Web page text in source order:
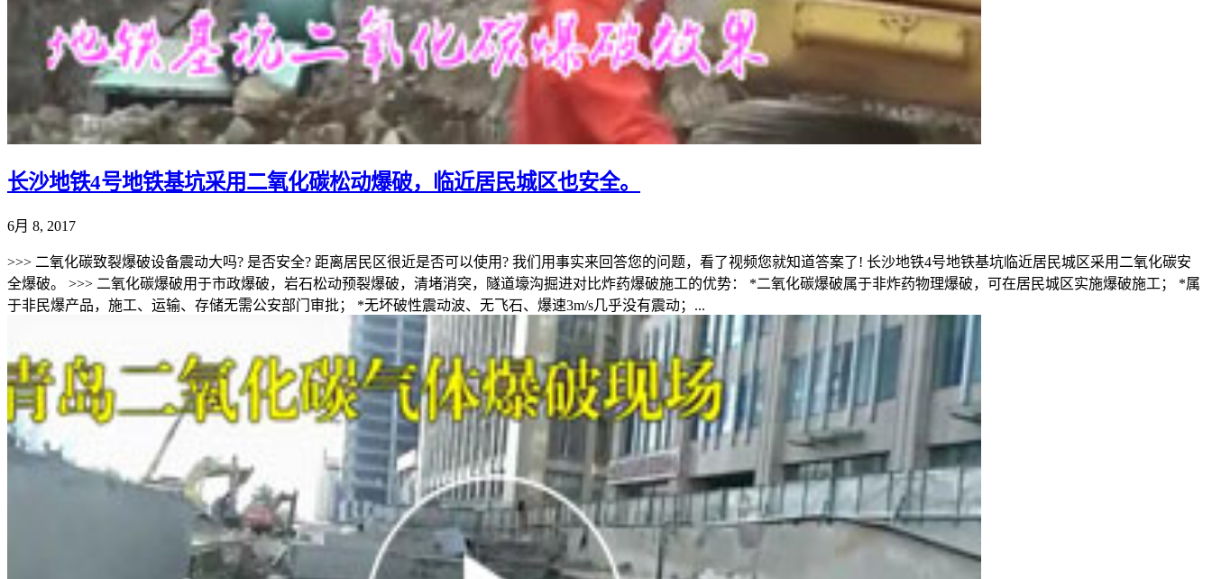
长沙地铁4号地铁基坑采用二氧化碳松动爆破，临近居民城区也安全。
6月 8, 2017
>>> 二氧化碳致裂爆破设备震动大吗? 是否安全? 距离居民区很近是否可以使用? 我们用事实来回答您的问题，看了视频您就知道答案了! 长沙地铁4号地铁基坑临近居民城区采用二氧化碳安
全爆破。 >>> 二氧化碳爆破用于市政爆破，岩石松动预裂爆破，清堵消突，隧道壕沟掘进对比炸药爆破施工的优势： *二氧化碳爆破属于非炸药物理爆破，可在居民城区实施爆破施工； *属
于非民爆产品，施工、运输、存储无需公安部门审批； *无坏破性震动波、无飞石、爆速3m/s几乎没有震动；...